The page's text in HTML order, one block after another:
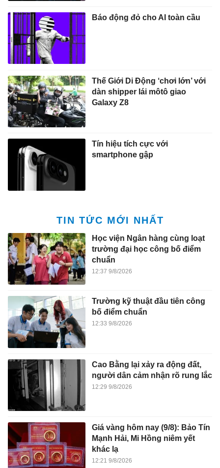
Báo động đỏ cho AI toàn cầu
Thế Giới Di Động ‘chơi lớn’ với
dàn shipper lái môtô giao
Galaxy Z8
Tín hiệu tích cực với
smartphone gập
TIN TỨC MỚI NHẤT
Học viện Ngân hàng cùng loạt
trường đại học công bố điểm
chuẩn
12:37 9/8/2026
Trường kỹ thuật đầu tiên công
bố điểm chuẩn
12:33 9/8/2026
Cao Bằng lại xảy ra động đất,
người dân cảm nhận rõ rung lắc
12:29 9/8/2026
Giá vàng hôm nay (9/8): Bảo Tín
Mạnh Hải, Mi Hồng niêm yết
khác lạ
12:21 9/8/2026